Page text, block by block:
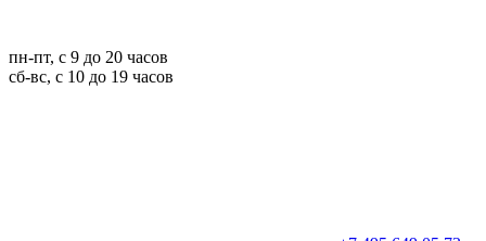
пн-пт, с 9 до 20 часов
сб-вс, с 10 до 19 часов